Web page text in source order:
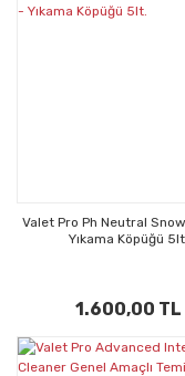
Valet Pro Ph Neutral
Yıkama Köpüğü
1.600,00 TL